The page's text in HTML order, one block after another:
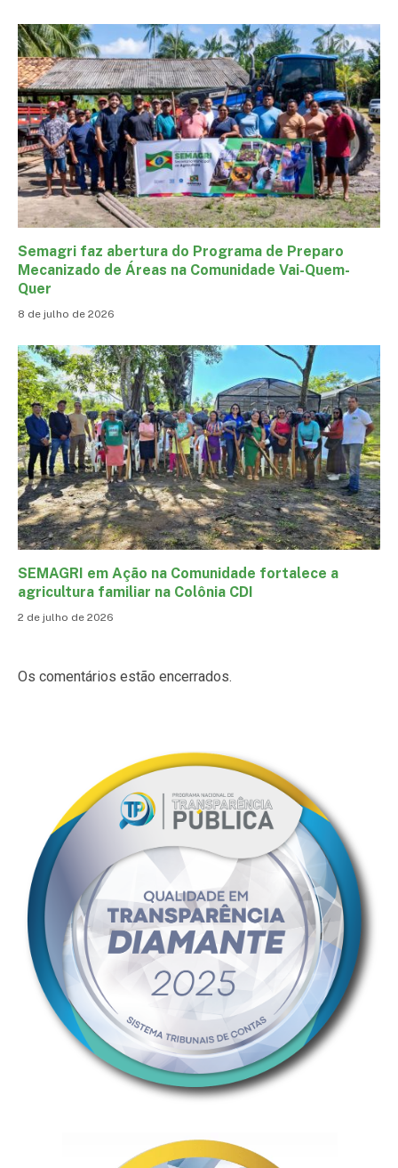
Semagri faz abertura do Programa de Preparo
Mecanizado de Áreas na Comunidade Vai-Quem-
Quer
8 de julho de 2026
SEMAGRI em Ação na Comunidade fortalece a
agricultura familiar na Colônia CDI
2 de julho de 2026
Os comentários estão encerrados.